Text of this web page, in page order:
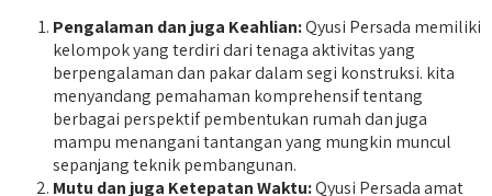
Pengalaman dan juga Keahlian:Qyusi Persada memiliki
kelompok yang terdiri dari tenaga aktivitas yang
berpengalaman dan pakar dalam segi konstruksi. kita
menyandang pemahaman komprehensif tentang
berbagai perspektif pembentukan rumah dan juga
mampu menangani tantangan yang mungkin muncul
sepanjang teknik pembangunan.
Mutu dan juga Ketepatan Waktu:Qyusi Persada amat